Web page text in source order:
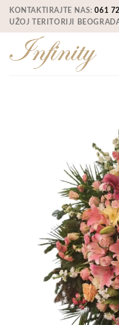
Skip
content
KONTAKTIRAJTE NAS:061
UŽOJ TERITORIJI